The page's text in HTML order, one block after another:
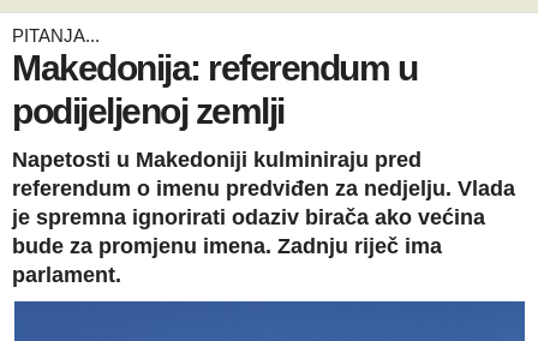
PITANJA...
Makedonija: referendum u
podijeljenoj zemlji
Napetosti u Makedoniji kulminiraju pred
referendum o imenu predviđen za nedjelju. Vlada
je spremna ignorirati odaziv birača ako većina
bude za promjenu imena. Zadnju riječ ima
parlament.